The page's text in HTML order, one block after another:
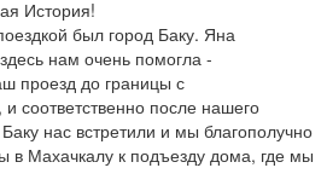
История!
был город Баку. Яна
нам очень помогла -
проезд до границы с
соответственно после нашего
нас встретили и мы благополучно
в Махачкалу к подъезду дома, где мы